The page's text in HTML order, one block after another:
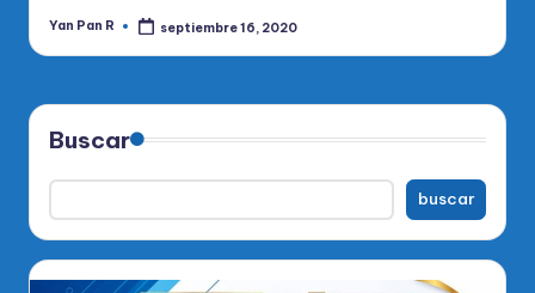
Publicado
Yan Pan R septiembre 16, 2020
Buscar
buscar